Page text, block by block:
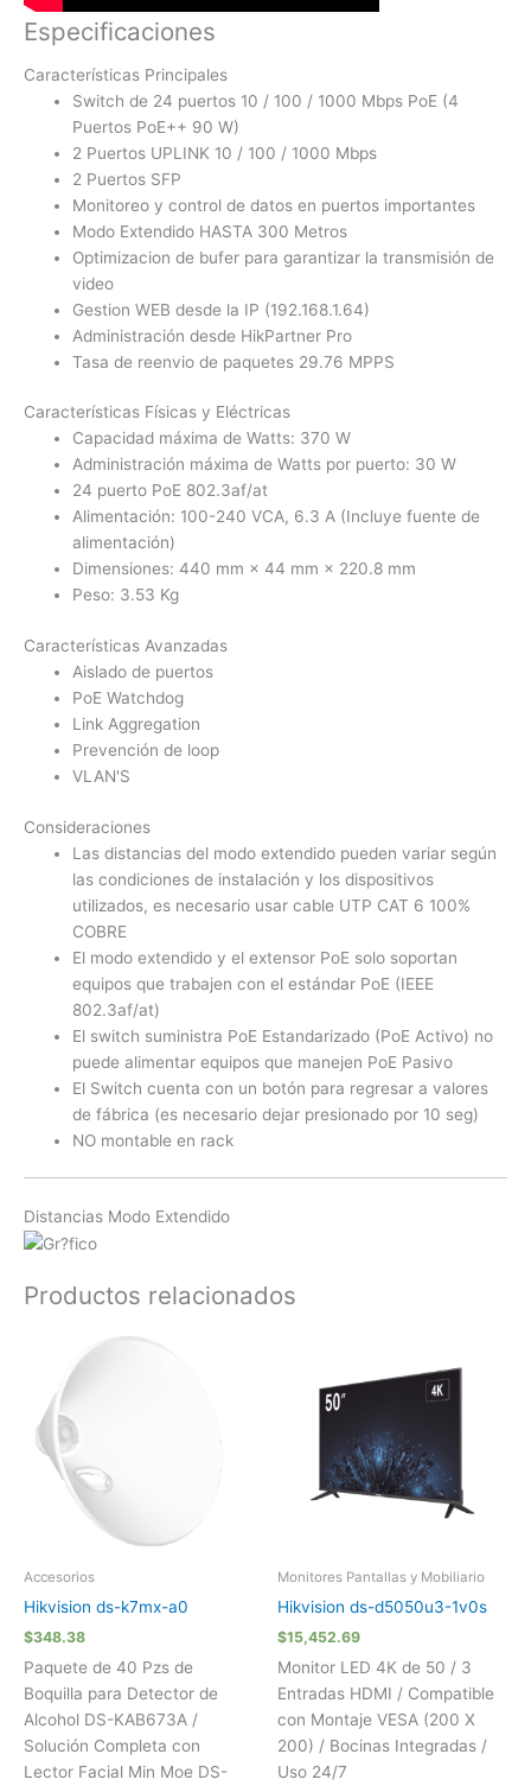
Especificaciones
Características Principales
Switch de 24 puertos 10 / 100 / 1000 Mbps PoE (4
Puertos PoE++ 90 W)
2 Puertos UPLINK 10 / 100 / 1000 Mbps
2 Puertos SFP
Monitoreo y control de datos en puertos importantes
Modo Extendido HASTA 300 Metros
Optimizacion de bufer para garantizar la transmisión de
video
Gestion WEB desde la IP (192.168.1.64)
Administración desde HikPartner Pro
Tasa de reenvio de paquetes 29.76 MPPS
Características Físicas y Eléctricas
Capacidad máxima de Watts: 370 W
Administración máxima de Watts por puerto: 30 W
24 puerto PoE 802.3af/at
Alimentación: 100-240 VCA, 6.3 A (Incluye fuente de
alimentación)
Dimensiones: 440 mm × 44 mm × 220.8 mm
Peso: 3.53 Kg
Características Avanzadas
Aislado de puertos
PoE Watchdog
Link Aggregation
Prevención de loop
VLAN'S
Consideraciones
Las distancias del modo extendido pueden variar según
las condiciones de instalación y los dispositivos
utilizados, es necesario usar cable UTP CAT 6 100%
COBRE
El modo extendido y el extensor PoE solo soportan
equipos que trabajen con el estándar PoE (IEEE
802.3af/at)
El switch suministra PoE Estandarizado (PoE Activo) no
puede alimentar equipos que manejen PoE Pasivo
El Switch cuenta con un botón para regresar a valores
de fábrica (es necesario dejar presionado por 10 seg)
NO montable en rack
Distancias Modo Extendido
Productos relacionados
Accesorios
Hikvision ds-k7mx-a0
$348.38
Paquete de 40 Pzs de
Boquilla para Detector de
Alcohol DS-KAB673A /
Solución Completa con
Lector Facial Min Moe DS-
Monitores Pantallas y Mobiliario
Hikvision ds-d5050u3-1v0s
$15,452.69
Monitor LED 4K de 50 / 3
Entradas HDMI / Compatible
con Montaje VESA (200 X
200) / Bocinas Integradas /
Uso 24/7